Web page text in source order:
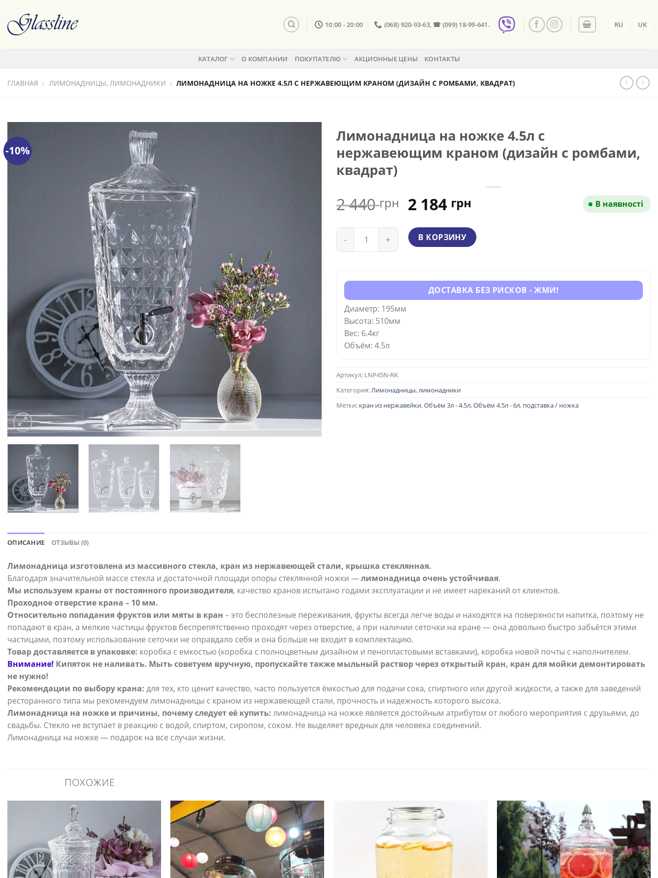
content
10:00 - 20:00 (068) 920-93-63, ☎ (099) 18-99-641. RU UK
КАТАЛОГ О КОМПАНИИ ПОКУПАТЕЛЮ АКЦИОННЫЕ ЦЕНЫ КОНТАКТЫ
ГЛАВНАЯ / ЛИМОНАДНИЦЫ, ЛИМОНАДНИКИ / ЛИМОНАДНИЦА НА НОЖКЕ 4.5Л С НЕРЖАВЕЮЩИМ КРАНОМ (ДИЗАЙН С РОМБАМИ, КВАДРАТ)
-10%
Лимонадница на ножке 4.5л с
нержавеющим краном (дизайн с ромбами,
квадрат)
2 440грн Первоначальная
составляла
2 440 грн.
2 184 грн
2 184 грн.
В наявності
Количество В КОРЗИНУ
ДОСТАВКА БЕЗ РИСКОВ - ЖМИ!
Диаметр: 195мм
Высота: 510мм
Вес: 6.4кг
Объём: 4.5л
Артикул: LNP45N-RK
Категория:Лимонадницы, лимонадники
Метки: кран из нержавейки,Объём 3л - 4.5л,Объём 4.5л - 6л, подставка / ножка
ОПИСАНИЕ ОТЗЫВЫ (0)
Лимонадница изготовлена из массивного стекла, кран из нержавеющей стали, крышка стеклянная.
Благодаря значительной массе стекла и достаточной площади опоры стеклянной ножки —лимонадница очень устойчивая.
Мы используем краны от постоянного производителя, качество кранов испытано годами эксплуатации и не имеет нареканий от клиентов.
Проходное отверстие крана – 10 мм.
Относительно попадания фруктов или мяты в кран – это бесполезные переживания, фрукты всегда легче воды и находятся на поверхности напитка, поэтому не
попадают в кран, а мелкие частицы фруктов беспрепятственно проходят через отверстие, а при наличии сеточки на кране — она довольно быстро забьётся этими
частицами, поэтому использование сеточки не оправдало себя и она больше не входит в комплектацию.
Товар доставляется в упаковке: коробка с емкостью (коробка с полноцветным дизайном и пенопластовыми вставками), коробка новой почты с наполнителем.
Внимание! Кипяток не наливать. Мыть советуем вручную, пропускайте также мыльный раствор через открытый кран, кран для мойки демонтировать
не нужно!
Рекомендации по выбору крана: для тех, кто ценит качество, часто пользуется ёмкостью для подачи сока, спиртного или другой жидкости, а также для заведений
ресторанного типа мы рекомендуем лимонадницы с краном из нержавеющей стали, прочность и надежность которого высока.
Лимонадница на ножке и причины, почему следует её купить: лимонадница на ножке является достойным атрибутом от любого мероприятия с друзьями, до
свадьбы. Стекло не вступает в реакцию с водой, спиртом, сиропом, соком. Не выделяет вредных для человека соединений.
Лимонадница на ножке — подарок на все случаи жизни.
ПОХОЖИЕ